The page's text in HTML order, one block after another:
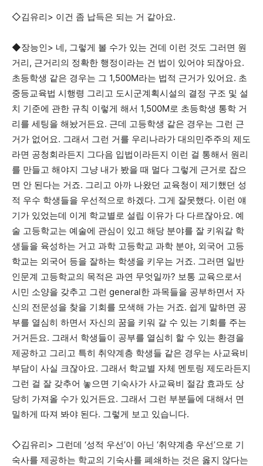
◇김유리> 이건 좀 납득은 되는 거 같아요.
◆장능인> 네, 그렇게 볼 수가 있는 건데 이런 것도 그러면 원
거리, 근거리의 정확한 행정이라는 건 법이 있어야 되잖아요.
초등학생 같은 경우는 그 1,500M라는 법적 근거가 있어요. 초
중등교육법 시행령 그리고 도시군계획시설의 결정 구조 및 설
치 기준에 관한 규칙 이렇게 해서 1,500M로 초등학생 통학 거
리를 세팅을 해놨거든요. 근데 고등학생 같은 경우는 그런 근
거가 없어요. 그래서 그런 거를 우리나라가 대의민주주의 제도
라면 공청회라든지 그다음 입법이라든지 이런 걸 통해서 원리
를 만들고 해야지 그냥 내가 봤을 때 멀다 그렇게 근거로 잡으
면 안 된다는 거죠. 그리고 아까 나왔던 교육청이 제기했던 성
적 우수 학생들을 우선적으로 하겠다. 그게 잘못했다. 이런 얘
기가 있었는데 이게 학교별로 설립 이유가 다 다르잖아요. 예
술 고등학교는 예술에 관심이 있고 해당 분야를 잘 키워갈 학
생들을 육성하는 거고 과학 고등학교 과학 분야, 외국어 고등
학교는 외국어 등을 잘하는 학생을 키우는 거죠. 그러면 일반
인문계 고등학교의 목적은 과연 무엇일까? 보통 교육으로서
시민 소양을 갖추고 그런 general한 과목들을 공부하면서 자
신의 전문성을 찾을 기회를 모색해 가는 거죠. 쉽게 말하면 공
부를 열심히 하면서 자신의 꿈을 키워 갈 수 있는 기회를 주는
거거든요. 그래서 학생들이 공부를 열심히 할 수 있는 환경을
제공하고 그리고 특히 취약계층 학생들 같은 경우는 사교육비
부담이 사실 크잖아요. 그래서 학교별 자체 멘토링 제도라든지
그런 걸 잘 갖추어 놓으면 기숙사가 사교육비 절감 효과도 상
당히 가져올 수가 있거든요. 그래서 그런 부분들에 대해서 면
밀하게 따져 봐야 된다. 그렇게 보고 있습니다.
◇김유리> 그런데 ‘성적 우선’이 아닌 ‘취약계층 우선’으로 기
숙사를 제공하는 학교의 기숙사를 폐쇄하는 것은 옳지 않다는